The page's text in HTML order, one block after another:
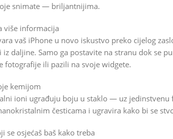
snimate — briljantnijima.
više informacija
vaš iPhone u novo iskustvo preko cijelog
iz daljine. Samo ga postavite na stranu dok se
fotografije ili pazili na svoje widgete.
kemijom
ioni ugrađuju boju u staklo — uz jedinstvenu
česticama i ugravira kako bi se
se osjećaš baš kako treba